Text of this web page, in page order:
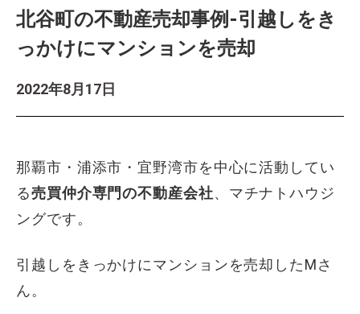
北谷町の不動産売却事例-引越しをき
っかけにマンションを売却
2022年8月17日
那覇市・浦添市・宜野湾市を中心に活動してい
る売買仲介専門の不動産会社、マチナトハウジ
ングです。
引越しをきっかけにマンションを売却したMさ
ん。